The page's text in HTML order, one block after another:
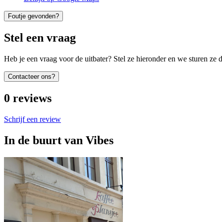
Foutje gevonden?
Stel een vraag
Heb je een vraag voor de uitbater? Stel ze hieronder en we sturen ze
Contacteer ons?
0 reviews
Schrijf een review
In de buurt van Vibes